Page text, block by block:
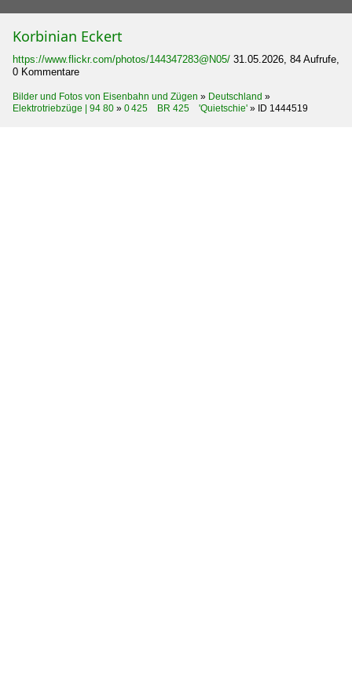
Korbinian Eckert
https://www.flickr.com/photos/144347283@N05/ 31.05.2026, 84 Aufrufe,
0 Kommentare
Bilder und Fotos von Eisenbahn und Zügen » Deutschland »
Elektrotriebzüge | 94 80 » 0 425 BR 425 'Quietschie' » ID 1444519